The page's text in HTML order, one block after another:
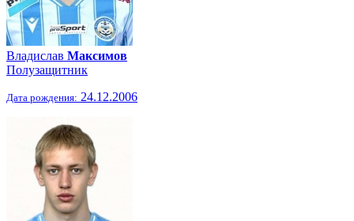
Владислав Максимов
Полузащитник
Дата рождения: 24.12.2006